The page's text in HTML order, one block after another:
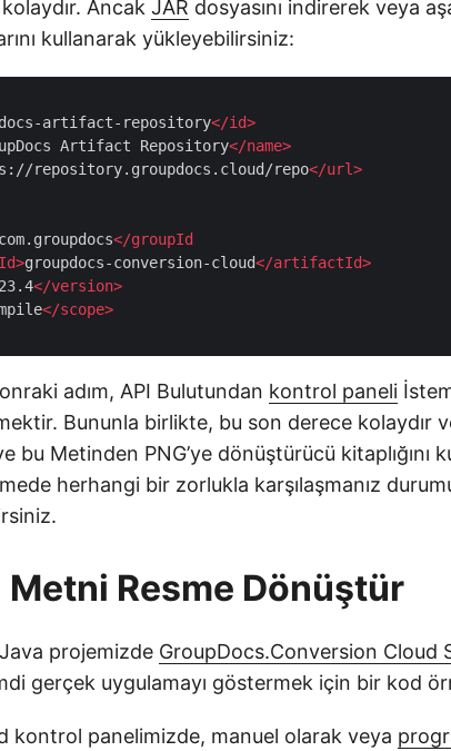
Ancak JAR dosyasını indirerek veya
kullanarak yükleyebilirsiniz:
artifact-repository</id>
Artifact Repository</name>
repository.groupdocs.cloud/repo</url>
com.groupdocs</groupId
>groupdocs-conversion-cloud</artifactId>
23.4</version>
</scope>
adım, API Bulutundan kontrol paneli
Bununla birlikte, bu son derece kolaydır
bu Metinden PNG’ye dönüştürücü kitaplığını
herhangi bir zorlukla karşılaşmanız
Metni Resme Dönüştür
projemizde GroupDocs.Conversion Cloud
gerçek uygulamayı göstermek için bir kod
kontrol panelimizde, manuel olarak veya